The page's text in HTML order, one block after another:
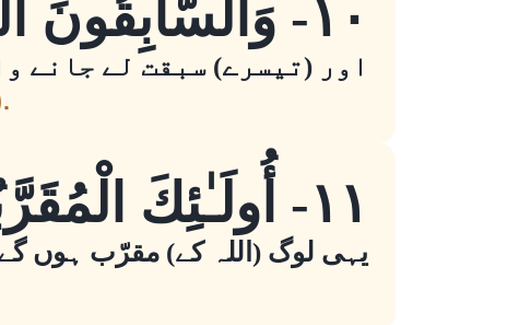
١٠- وَالسَّابِقُونَ السَّابِقُونَ
اور (تیسرے) سبقت لے جانے
١١- أُولَـٰئِكَ الْمُقَرَّبُونَ
یہی لوگ (اللہ کے) مقرّب ہوں